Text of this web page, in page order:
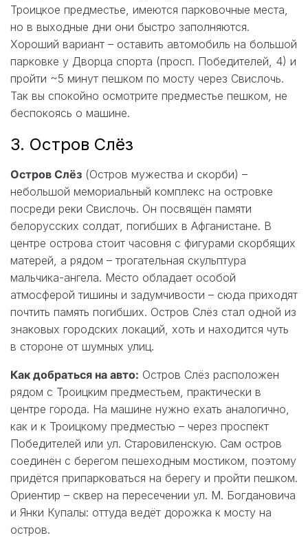
Троицкое предместье, имеются парковочные места,
но в выходные дни они быстро заполняются.
Хороший вариант – оставить автомобиль на большой
парковке у Дворца спорта (просп. Победителей, 4) и
пройти ~5 минут пешком по мосту через Свислочь.
Так вы спокойно осмотрите предместье пешком, не
беспокоясь о машине.
3. Остров Слёз
Остров Слёз (Остров мужества и скорби) –
небольшой мемориальный комплекс на островке
посреди реки Свислочь. Он посвящён памяти
белорусских солдат, погибших в Афганистане. В
центре острова стоит часовня с фигурами скорбящих
матерей, а рядом – трогательная скульптура
мальчика-ангела. Место обладает особой
атмосферой тишины и задумчивости – сюда приходят
почтить память погибших. Остров Слёз стал одной из
знаковых городских локаций, хоть и находится чуть
в стороне от шумных улиц.
Как добраться на авто: Остров Слёз расположен
рядом с Троицким предместьем, практически в
центре города. На машине нужно ехать аналогично,
как и к Троицкому предместью – через проспект
Победителей или ул. Старовиленскую. Сам остров
соединён с берегом пешеходным мостиком, поэтому
придётся припарковаться на берегу и пройти пешком.
Ориентир – сквер на пересечении ул. М. Богдановича
и Янки Купалы: оттуда ведёт дорожка к мосту на
остров.